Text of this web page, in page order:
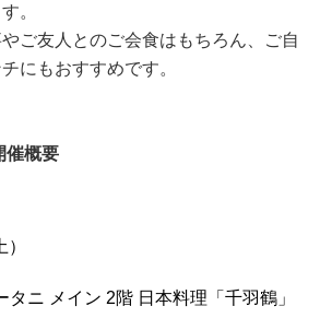
。
ご友人とのご会食はもちろん、ご自
にもおすすめです。
催概要
タニ メイン 2階 日本料理「千羽鶴」